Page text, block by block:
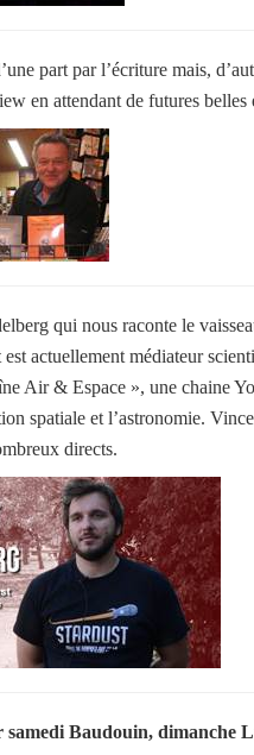
part par l’écriture mais,
en attendant de futures belles
qui nous raconte le
actuellement médiateur
Air & Espace », une chaine
spatiale et l’astronomie.
directs.
samedi Baudouin, dimanche